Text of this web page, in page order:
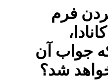
آن
شد؟